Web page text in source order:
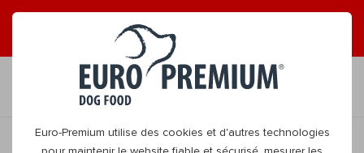
Euro-Premium utilise des cookies et d'autres technologies
LISEZ NOS MAGAZINES EN LIGNE GRATUITS !
FR